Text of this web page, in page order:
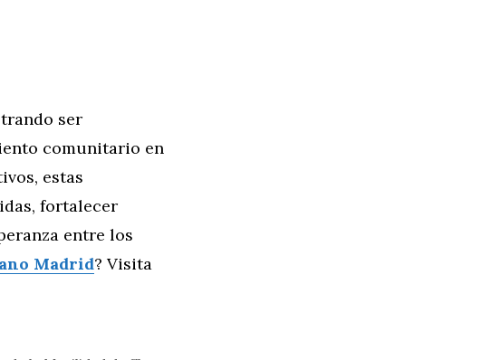
ser
comunitario en
estas
fortalecer
entre los
Madrid? Visita